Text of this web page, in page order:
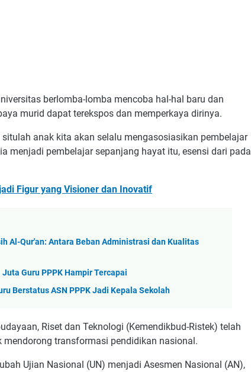
berlomba-lomba mencoba hal-hal baru dan
murid dapat terekspos dan memperkaya dirinya.
anak kita akan selalu mengasosiasikan pembelajar
menjadi pembelajar sepanjang hayat itu, esensi dari pada
Figur yang Visioner dan Inovatif
Al-Qur'an: Antara Beban Administrasi dan Kualitas
Guru PPPK Hampir Tercapai
Berstatus ASN PPPK Jadi Kepala Sekolah
Riset dan Teknologi (Kemendikbud-Ristek) telah
transformasi pendidikan nasional.
Ujian Nasional (UN) menjadi Asesmen Nasional (AN),